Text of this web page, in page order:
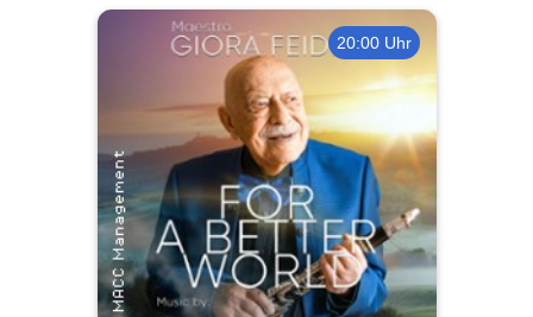
20:00 Uhr